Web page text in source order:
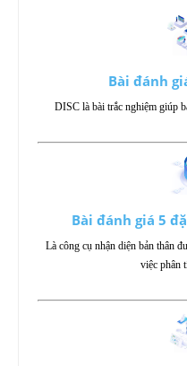
Bài đánh
DISC là bài trắc nghiệm giúp
Bài đánh giá 5
Là công cụ nhận diện bản thân
việc phân